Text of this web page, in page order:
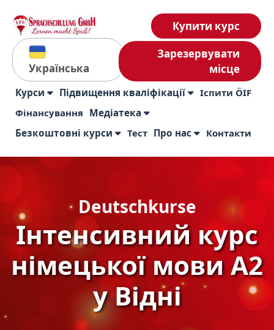
Українська
Купити курс
Зарезервувати
місце
Курси Підвищення кваліфікації
Іспити ÖIF
Фінансування Медіатека
Безкоштовні курси
Тест Про нас Контакти
Deutschkurse
Інтенсивний курс
німецької мови А2
у Відні